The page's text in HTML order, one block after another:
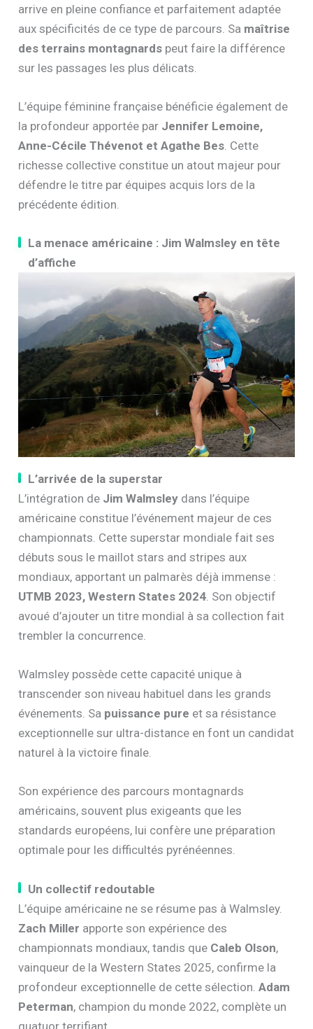
arrive en pleine confiance et parfaitement adaptée
aux spécificités de ce type de parcours. Sa maîtrise
des terrains montagnards peut faire la différence
sur les passages les plus délicats.
L’équipe féminine française bénéficie également de
la profondeur apportée par Jennifer Lemoine,
Anne-Cécile Thévenot et Agathe Bes. Cette
richesse collective constitue un atout majeur pour
défendre le titre par équipes acquis lors de la
précédente édition.
La menace américaine : Jim Walmsley en tête
d’affiche
L’arrivée de la superstar
L’intégration de Jim Walmsley dans l’équipe
américaine constitue l’événement majeur de ces
championnats. Cette superstar mondiale fait ses
débuts sous le maillot stars and stripes aux
mondiaux, apportant un palmarès déjà immense :
UTMB 2023, Western States 2024. Son objectif
avoué d’ajouter un titre mondial à sa collection fait
trembler la concurrence.
Walmsley possède cette capacité unique à
transcender son niveau habituel dans les grands
événements. Sa puissance pure et sa résistance
exceptionnelle sur ultra-distance en font un candidat
naturel à la victoire finale.
Son expérience des parcours montagnards
américains, souvent plus exigeants que les
standards européens, lui confère une préparation
optimale pour les difficultés pyrénéennes.
Un collectif redoutable
L’équipe américaine ne se résume pas à Walmsley.
Zach Miller apporte son expérience des
championnats mondiaux, tandis que Caleb Olson,
vainqueur de la Western States 2025, confirme la
profondeur exceptionnelle de cette sélection.Adam
Peterman, champion du monde 2022, complète un
quatuor terrifiant.